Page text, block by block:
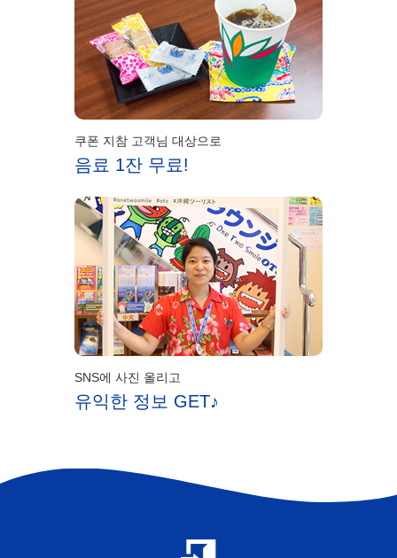
쿠폰 지참 고객님 대상으로
음료 1잔 무료!
SNS에 사진 올리고
유익한 정보 GET♪